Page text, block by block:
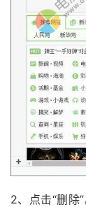
2、点击“删除